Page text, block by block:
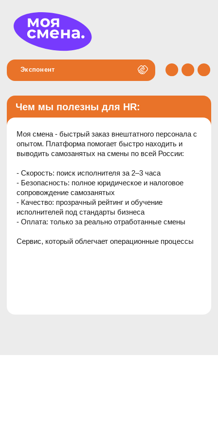
Моя смена - быстрый заказ внештатного персонала с
опытом. Платформа помогает быстро находить и
выводить самозанятых на смены по всей России:
- Безопасность: полное юридическое и налоговое
сопровождение самозанятых
- Качество: прозрачный рейтинг и обучение
исполнителей под стандарты бизнеса
- Оплата: только за реально отработанные смены
Сервис, который облегчает операционные процессы